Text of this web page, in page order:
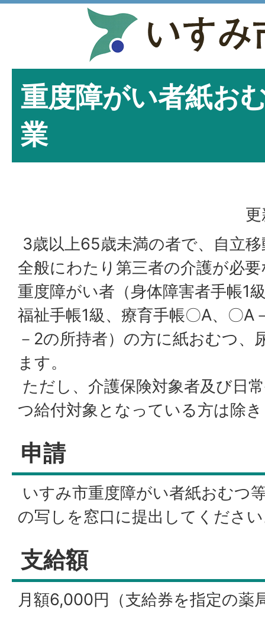
重度障がい者紙お
業
3歳以上65歳未満の者で、自立
全般にわたり第三者の介護が必
重度障がい者（身体障害者手帳1
福祉手帳1級、療育手帳〇A、〇A
－2の所持者）の方に紙おむつ、
ます。
ただし、介護保険対象者及び日
つ給付対象となっている方は除
申請
いすみ市重度障がい者紙おむつ
の写しを窓口に提出してくださ
支給額
月額6,000円（支給券を指定の薬